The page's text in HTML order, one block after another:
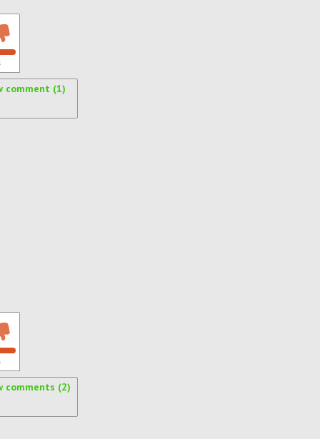
comment (1)
comments (2)